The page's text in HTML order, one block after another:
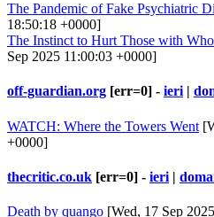
The Pandemic of Fake Psychiatric
18:50:18 +0000]
The Instinct to Hurt Those with
Sep 2025 11:00:03 +0000]
off-guardian.org [err=0] - ieri|
WATCH: Where the Towers Went
+0000]
thecritic.co.uk [err=0] - ieri |
Death by quango [Wed, 17 Sep